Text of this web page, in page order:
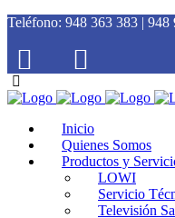
Teléfono: 948 363 383 | 948
Inicio
Quienes Somos
Productos y
LOWI
Servicio
Televisión